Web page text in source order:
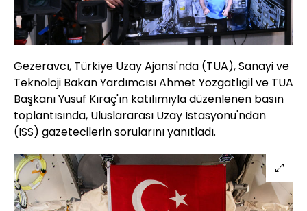
Gezeravcı, Türkiye Uzay Ajansı'nda (TUA), Sanayi ve
Teknoloji Bakan Yardımcısı Ahmet Yozgatlıgil ve TUA
Başkanı Yusuf Kıraç'ın katılımıyla düzenlenen basın
toplantısında, Uluslararası Uzay İstasyonu'ndan
(ISS) gazetecilerin sorularını yanıtladı.